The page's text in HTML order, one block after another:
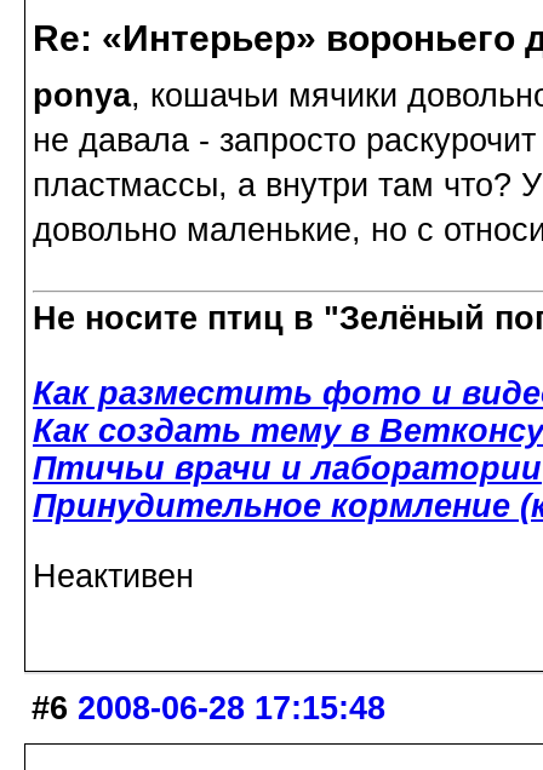
Re: «Интерьер» вороньего
ponya, кошачьи мячики
не давала - запросто
пластмассы, а внутри там что?
довольно маленькие, но с
Не носите птиц в "Зелёный
Как разместить фото и
Как создать тему в
Птичьи врачи и лаборатории
Принудительное кормление
Неактивен
#6 2008-06-28 17:15:48